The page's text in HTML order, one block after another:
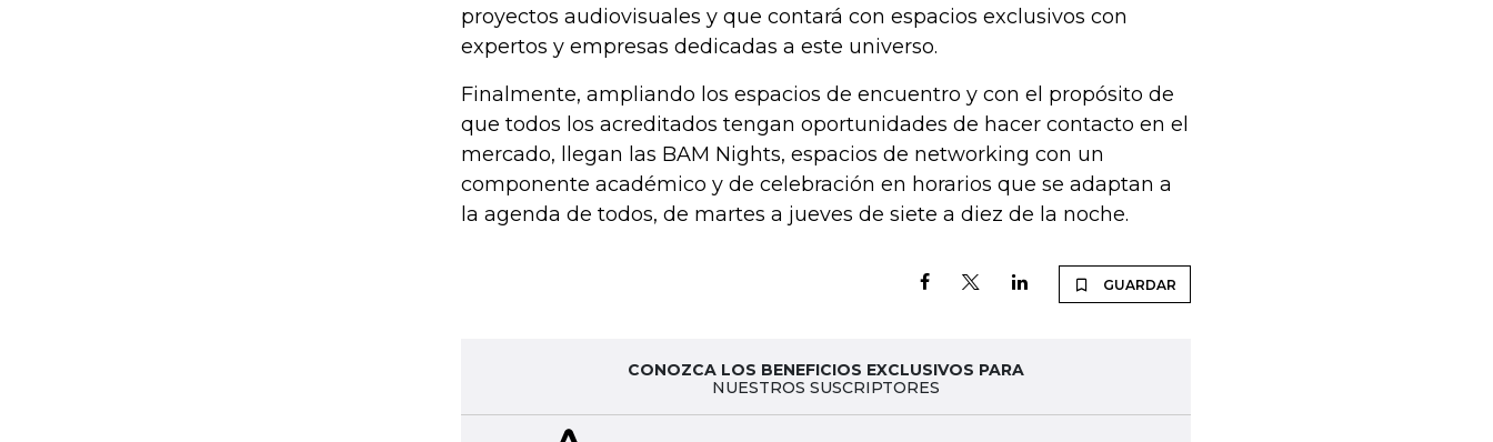
proyectos audiovisuales y que contará con espacios exclusivos con
expertos y empresas dedicadas a este universo.
Finalmente, ampliando los espacios de encuentro y con el propósito de
que todos los acreditados tengan oportunidades de hacer contacto en el
mercado, llegan las BAM Nights, espacios de networking con un
componente académico y de celebración en horarios que se adaptan a
la agenda de todos, de martes a jueves de siete a diez de la noche.
GUARDAR
CONOZCA LOS BENEFICIOS EXCLUSIVOS PARA
NUESTROS SUSCRIPTORES